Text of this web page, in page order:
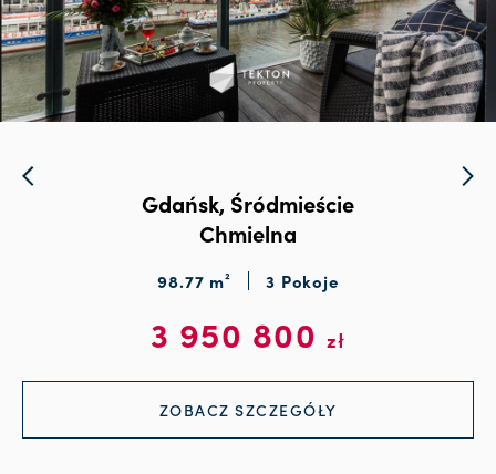
Gdańsk, Śródmieście
Chmielna
98.77 m² 3 Pokoje
3 950 800 zł
ZOBACZ SZCZEGÓŁY